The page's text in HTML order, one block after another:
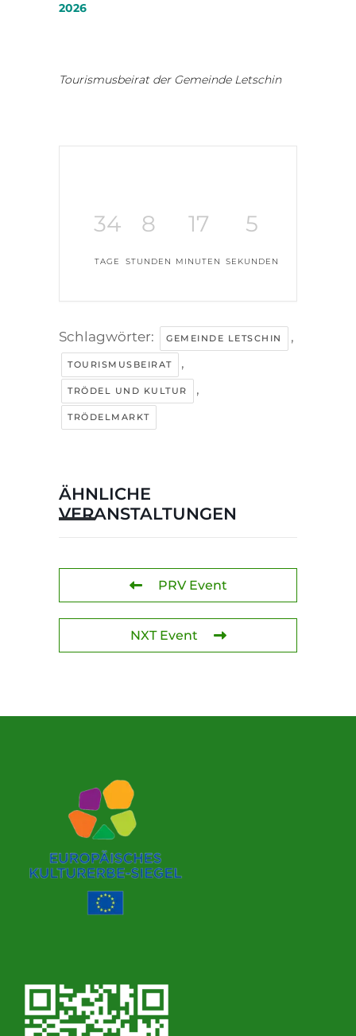
2026
Tourismusbeirat der Gemeinde Letschin
34
TAGE
8
STUNDEN
17
MINUTEN
4
SEKUNDEN
Schlagwörter: GEMEINDE LETSCHIN ,
TOURISMUSBEIRAT ,
TRÖDEL UND KULTUR ,
TRÖDELMARKT
ÄHNLICHE
VERANSTALTUNGEN
PRV Event
NXT Event